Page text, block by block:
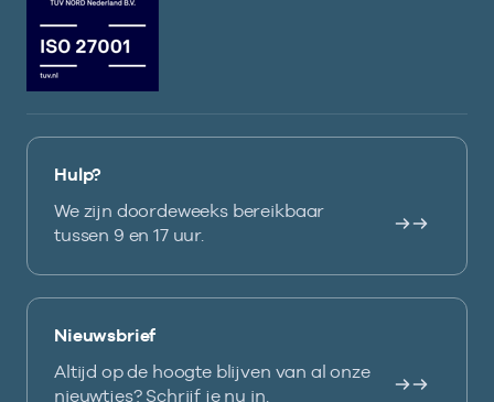
Hulp?
We zijn doordeweeks bereikbaar
tussen 9 en 17 uur.
Nieuwsbrief
Altijd op de hoogte blijven van al onze
nieuwtjes? Schrijf je nu in.